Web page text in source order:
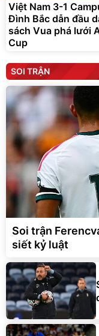
Việt Nam 3-1
Đình Bắc dẫn đầu
sách Vua phá lưới
Cup
SOI TRẬN
Soi trận
siết kỷ luật